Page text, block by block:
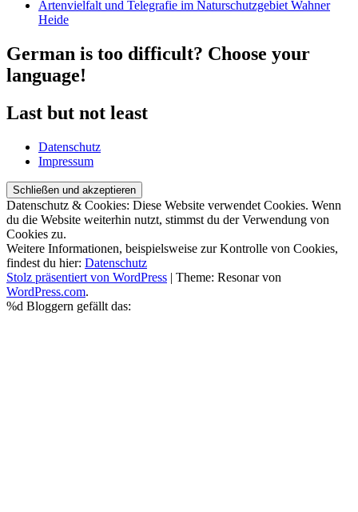
Artenvielfalt und Telegrafie im Naturschutzgebiet Wahner
Heide
German is too difficult? Choose your
language!
Last but not least
Datenschutz
Impressum
Datenschutz & Cookies: Diese Website verwendet Cookies. Wenn
du die Website weiterhin nutzt, stimmst du der Verwendung von
Cookies zu.
Weitere Informationen, beispielsweise zur Kontrolle von Cookies,
findest du hier: Datenschutz
Stolz präsentiert von WordPress | Theme: Resonar von
WordPress.com.
%d Bloggern gefällt das: